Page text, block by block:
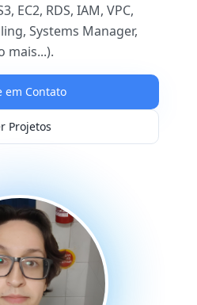
EC2, RDS, IAM, VPC,
Systems Manager,
mais...).
em Contato
Projetos